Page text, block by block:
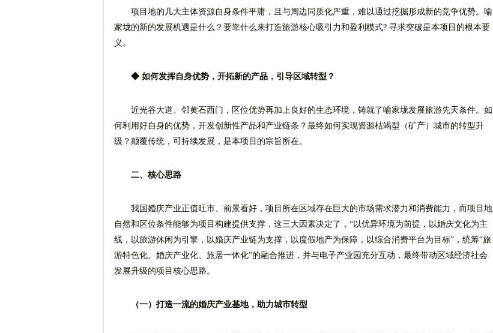
项目地的几大主体资源自身条件平庸，且与周边同质化严重，难以通过挖掘形成新的竞争优势。喻
家垅的新的发展机遇是什么？要靠什么来打造旅游核心吸引力和盈利模式? 寻求突破是本项目的根本要
义。
◆ 如何发挥自身优势，开拓新的产品，引导区域转型？
近光谷大道、邻黄石西门，区位优势再加上良好的生态环境，铸就了喻家垅发展旅游先天条件。如
何利用好自身的优势，开发创新性产品和产业链条？最终如何实现资源枯竭型（矿产）城市的转型升
级？颠覆传统，可持续发展，是本项目的宗旨所在。
二、核心思路
我国婚庆产业正值旺市、前景看好，项目所在区域存在巨大的市场需求潜力和消费能力，而项目地
自然和区位条件能够为项目构建提供支撑，这三大因素决定了，“以优异环境为前提，以婚庆文化为主
线，以旅游休闲为引擎，以婚庆产业链为支撑，以度假地产为保障，以综合消费平台为目标”，统筹“旅
游特色化、婚庆产业化、旅居一体化”的融合推进，并与电子产业园充分互动，最终带动区域经济社会
发展升级的项目核心思路。
（一）打造一流的婚庆产业基地，助力城市转型